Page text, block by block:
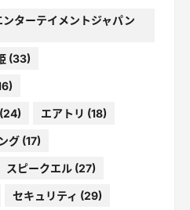
ンターテイメントジャパン
(33)
エアトリ (18)
グ(17)
スピークエル(27)
セキュリティ (29)